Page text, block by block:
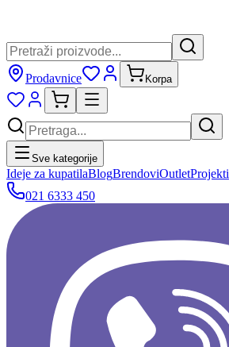
Prodavnice Korpa
Sve kategorije
Ideje za kupatilaBlogBrendoviOutletProjekti
021 6333 450